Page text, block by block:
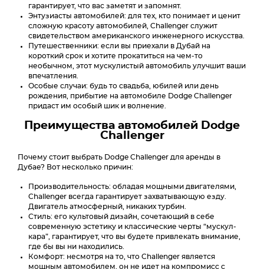
гарантирует, что вас заметят и запомнят.
Энтузиасты автомобилей: для тех, кто понимает и ценит
сложную красоту автомобилей, Challenger служит
свидетельством американского инженерного искусства.
Путешественники: если вы приехали в Дубай на
короткий срок и хотите прокатиться на чем-то
необычном, этот мускулистый автомобиль улучшит ваши
впечатления.
Особые случаи: будь то свадьба, юбилей или день
рождения, прибытие на автомобиле Dodge Challenger
придаст им особый шик и волнение.
Преимущества автомобилей Dodge
Challenger
Почему стоит выбрать Dodge Challenger для аренды в
Дубае? Вот несколько причин:
Производительность: обладая мощными двигателями,
Challenger всегда гарантирует захватывающую езду.
Двигатель атмосферный, никаких турбин.
Стиль: его культовый дизайн, сочетающий в себе
современную эстетику и классические черты “мускул-
кара”, гарантирует, что вы будете привлекать внимание,
где бы вы ни находились.
Комфорт: несмотря на то, что Challenger является
мощным автомобилем, он не идет на компромисс с